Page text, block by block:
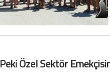
Peki Özel Sektör